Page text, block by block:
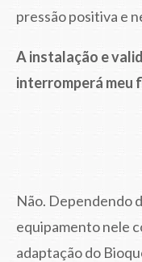
pressão positiva e
A instalação e
interromperá meu
Não. Dependendo
equipamento nele
adaptação do